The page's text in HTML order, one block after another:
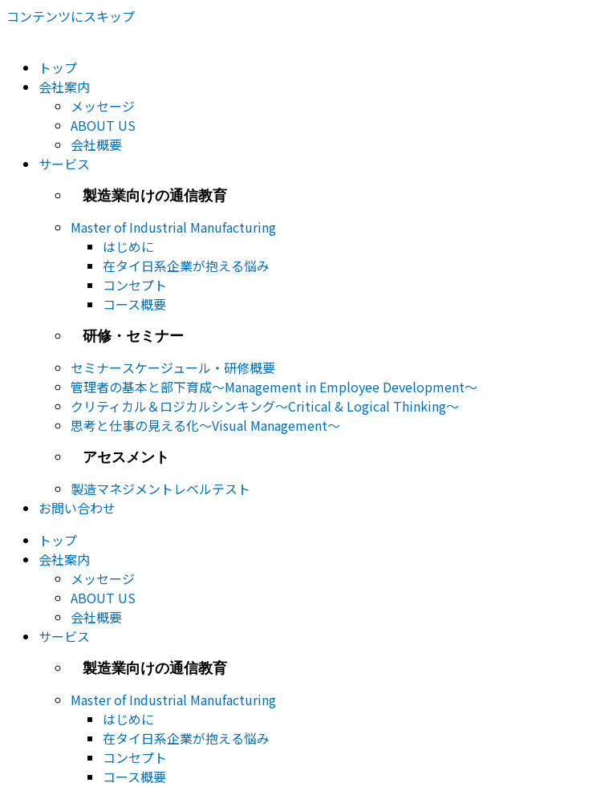
コンテンツにスキップ
トップ
会社案内
メッセージ
ABOUT US
会社概要
サービス
製造業向けの通信教育
Master of Industrial Manufacturing
はじめに
在タイ日系企業が抱える悩み
コンセプト
コース概要
研修・セミナー
セミナー​スケージュール・研修概要
管理者の基本と部下育成～Management in Employee Development～
クリティカル＆ロジカルシンキング～Critical & Logical Thinking～
思考と仕事の見える化～Visual Management～
アセスメント
製造マネジメントレベルテスト
お問い合わせ
トップ
会社案内
メッセージ
ABOUT US
会社概要
サービス
製造業向けの通信教育
Master of Industrial Manufacturing
はじめに
在タイ日系企業が抱える悩み
コンセプト
コース概要